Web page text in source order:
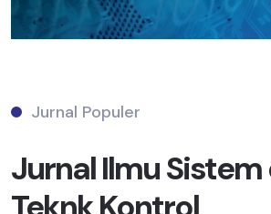
Jurnal Populer
Jurnal Ilmu Sistem